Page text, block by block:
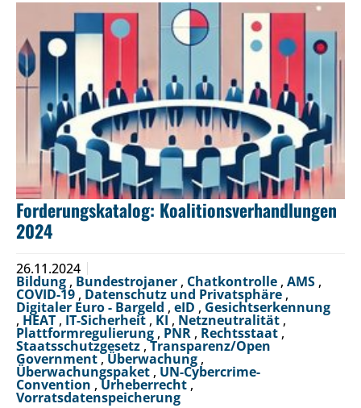
Forderungskatalog: Koalitionsverhandlungen
2024
26.11.2024
Bildung , Bundestrojaner , Chatkontrolle , AMS ,
COVID-19 , Datenschutz und Privatsphäre ,
Digitaler Euro - Bargeld , eID , Gesichtserkennung
, HEAT , IT-Sicherheit , KI , Netzneutralität ,
Plattformregulierung , PNR , Rechtsstaat ,
Staatsschutzgesetz ,Transparenz/Open
Government,Überwachung ,
Überwachungspaket , UN-Cybercrime-
Convention ,Urheberrecht ,
Vorratsdatenspeicherung